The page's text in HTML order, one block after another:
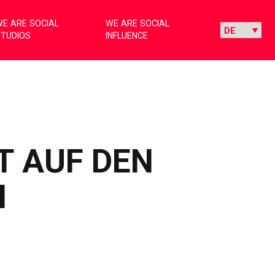
ARE SOCIAL
WE ARE SOCIAL
INFLUENCE
AUF DEN